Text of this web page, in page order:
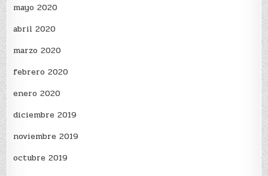
mayo 2020
abril 2020
marzo 2020
febrero 2020
enero 2020
diciembre 2019
noviembre 2019
octubre 2019